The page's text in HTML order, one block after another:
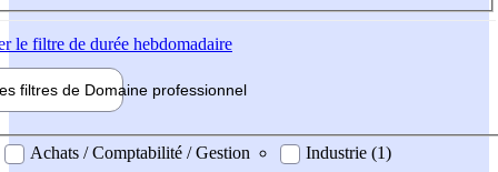
le filtre de durée hebdomadaire
filtres de Domaine professionnel
professionel
Achats / Comptabilité / Gestion
Industrie (1)